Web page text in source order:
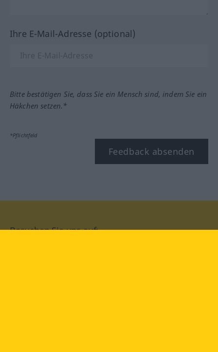
Ihre E-Mail-Adresse (optional)
Bitte bestätigen Sie, dass Sie ein Mensch sind, indem Sie ein
Häkchen setzen.*
*Pflichtfeld
Feedback absenden
Besuchen Sie uns auf: